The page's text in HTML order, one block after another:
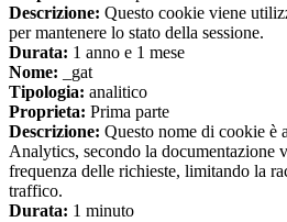
Descrizione: Questo cookie viene
per mantenere lo stato della sessione.
Durata: 1 anno e 1 mese
Nome: _gat
Tipologia: analitico
Proprieta: Prima parte
Descrizione: Questo nome di cookie è
Analytics, secondo la documentazione
frequenza delle richieste, limitando la
traffico.
Durata: 1 minuto